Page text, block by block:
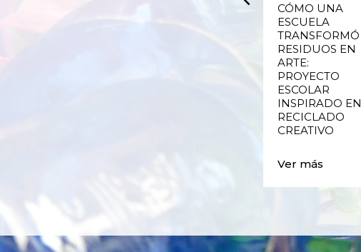
RECICLADO EN
CÓMO UNA
ESCUELA
TRANSFORMÓ
RESIDUOS EN
ARTE:
PROYECTO
ESCOLAR
INSPIRADO EN
RECICLADO
CREATIVO
Ver más